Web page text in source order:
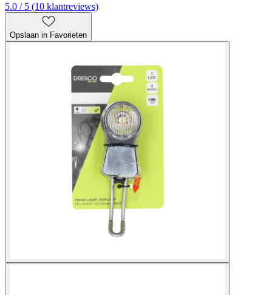
5.0 / 5 (10 klantreviews)
Opslaan in Favorieten